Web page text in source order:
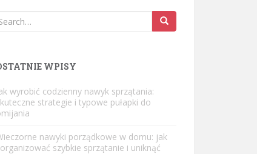
WPISY
wyrobić codzienny nawyk sprzątania:
strategie i typowe pułapki do
nawyki porządkowe w domu: jak
szybkie sprzątanie i uniknąć